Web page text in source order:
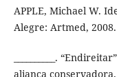
APPLE, Michael W.
Alegre: Artmed, 2008.
__________.
aliança